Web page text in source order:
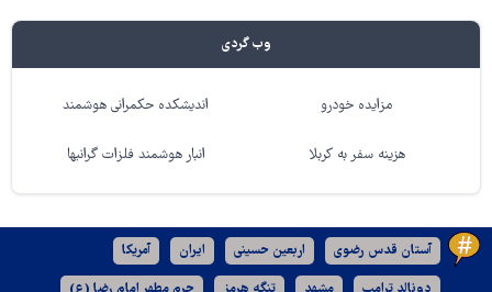
وب گردی
مزایده خودرو اندیشکده حکمرانی هوشمند
هزینه سفر به کربلا انبار هوشمند فلزات گرانبها
آستان قدس رضوی اربعین حسینی ایران آمریکا